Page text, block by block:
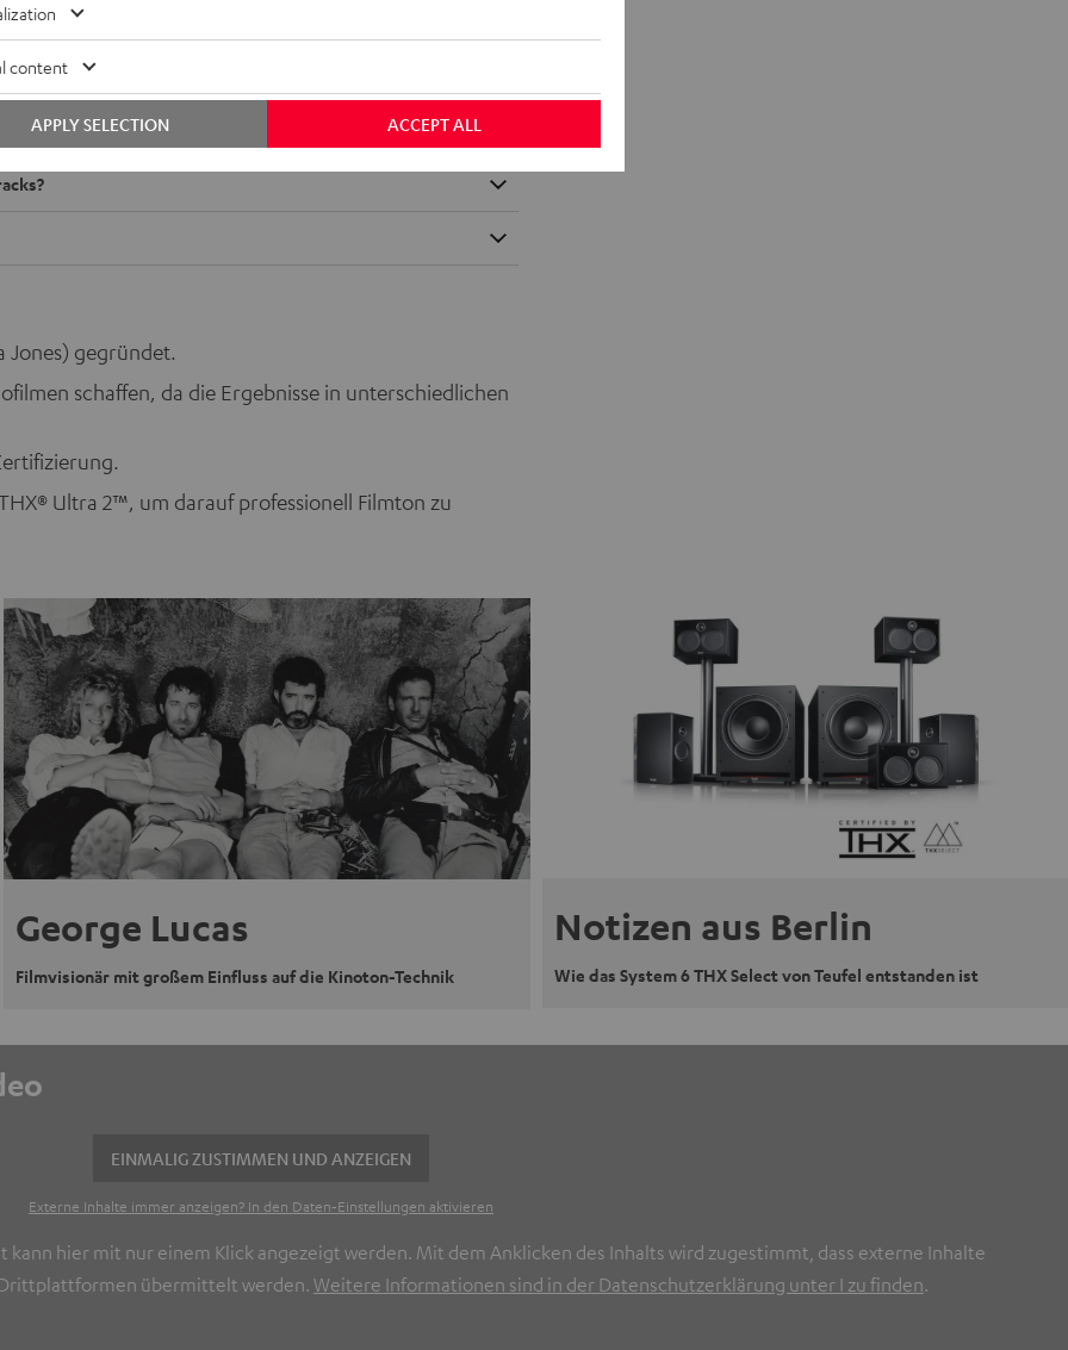
Jones) gegründet.
schaffen, da die Ergebnisse in unterschiedlichen
Ultra 2™, um darauf professionell Filmton zu
George Lucas
Filmvisionär mit großem Einfluss auf die Kinoton-Technik
Notizen aus Berlin
Wie das System 6 THX Select von Teufel entstanden ist
EINMALIG ZUSTIMMEN UND ANZEIGEN
Externe Inhalte immer anzeigen? In den Daten‑Einstellungen aktivieren
hier mit nur einem Klick angezeigt werden. Mit dem Anklicken des Inhalts wird zugestimmt, dass externe Inhalte
übermittelt werden. Weitere Informationen sind in der Datenschutzerklärung unter I zu finden.
content
ACCEPT ALL
APPLY SELECTION